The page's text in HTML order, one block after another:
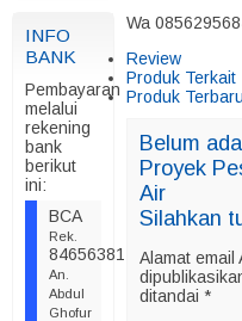
INFO
BANK
Pembayaran
melalui
rekening
bank
berikut
ini:
BCA
Rek.
8465638148
An.
Abdul
Ghofur
Wa
Review
Produk Terkait
Produk Terbaru
Belum
Proyek
Air
Silahkan
Alamat email
ditandai *